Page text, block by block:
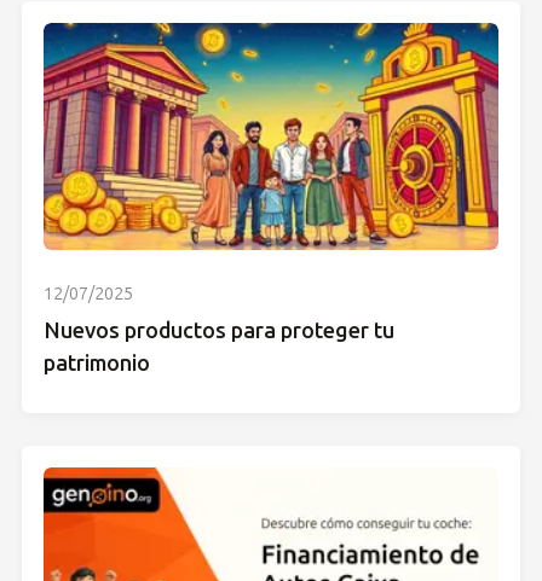
12/07/2025
Nuevos productos para proteger tu
patrimonio